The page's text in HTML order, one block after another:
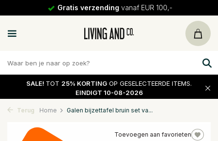
Gratis verzending vanaf EUR 100,-
SALE! TOT 25% KORTING OP GESELECTEERDE ITEMS.
EINDIGT 10-08-2026
Terug Home Galen bijzettafel bruin set va...
Toevoegen aan favorieten